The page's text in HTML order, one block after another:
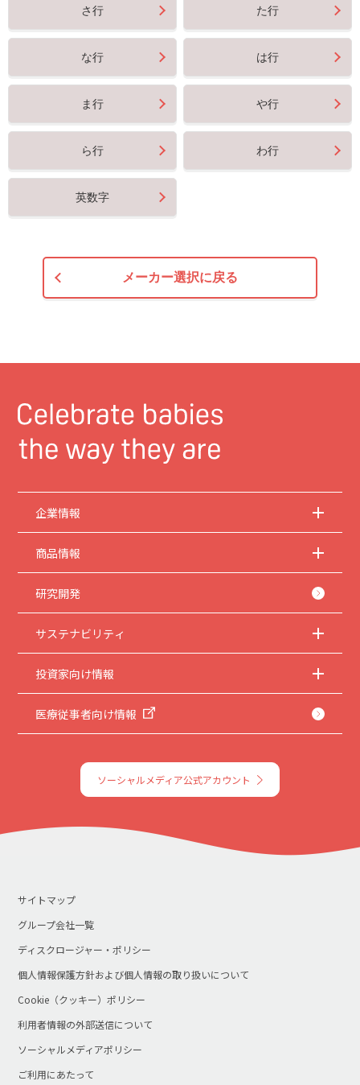
さ行 た行
な行 は行
ま行 や行
ら行 わ行
英数字
メーカー選択に戻る
企業情報
商品情報
研究開発
サステナビリティ
投資家向け情報
医療従事者向け情報
ソーシャルメディア公式アカウント
サイトマップ
グループ会社一覧
ディスクロージャー・ポリシー
個人情報保護方針および個人情報の取り扱いについて
Cookie（クッキー）ポリシー
利用者情報の外部送信について
ソーシャルメディアポリシー
ご利用にあたって